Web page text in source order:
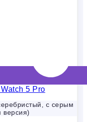
с серым
версия)